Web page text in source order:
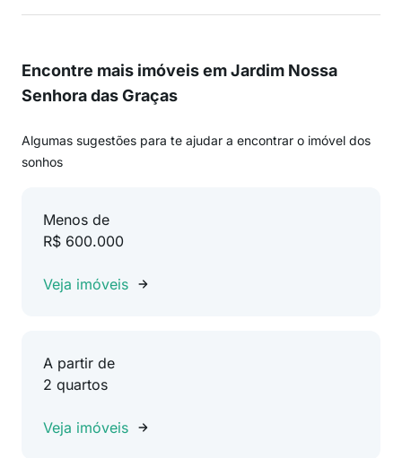
Encontre mais imóveis em Jardim Nossa
Senhora das Graças
Algumas sugestões para te ajudar a encontrar o imóvel dos
sonhos
Menos de
R$ 600.000
Veja imóveis
A partir de
2 quartos
Veja imóveis